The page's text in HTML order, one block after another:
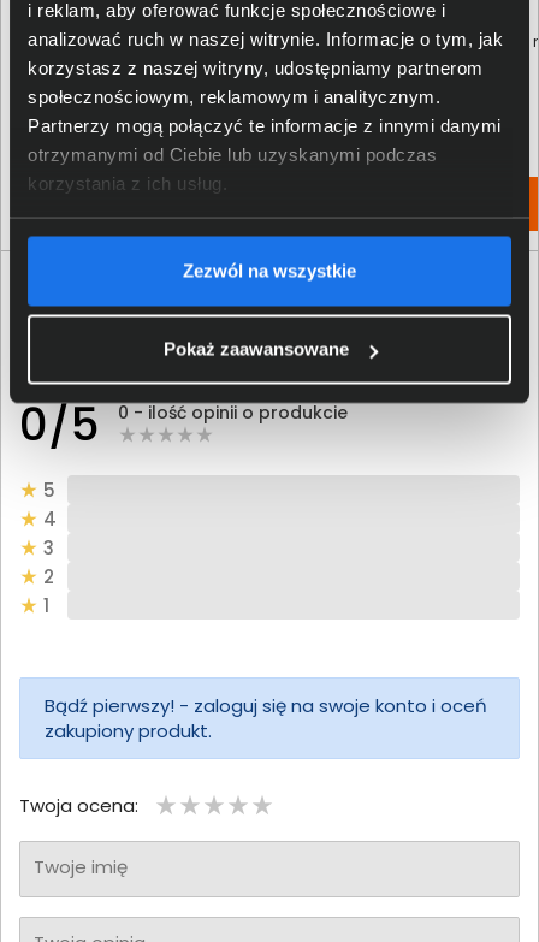
i reklam, aby oferować funkcje społecznościowe i
analizować ruch w naszej witrynie. Informacje o tym, jak
korzystasz z naszej witryny, udostępniamy partnerom
społecznościowym, reklamowym i analitycznym.
Partnerzy mogą połączyć te informacje z innymi danymi
otrzymanymi od Ciebie lub uzyskanymi podczas
korzystania z ich usług.
Zezwól na wszystkie
Pokaż zaawansowane
ESET NOD32 Antivirus 1 licencja na
1 rok ESD
139,00 zł
netto: 113,01 zł
ESET NOD32 Antivirus 1 licencja
3 lata ESD
417,00 zł
netto: 339,02 zł
0/5 0 - ilość opinii o produkcie
5
4
3
2
1
Bądź pierwszy! - zaloguj się na swoje konto i oceń
zakupiony produkt.
Twoja ocena:
Twoje imię